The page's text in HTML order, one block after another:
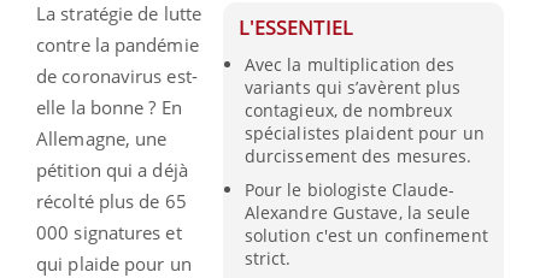
L'ESSENTIEL
Avec la multiplication des
variants qui s’avèrent plus
contagieux, de nombreux
spécialistes plaident pour un
durcissement des mesures.
Pour le biologiste Claude-
Alexandre Gustave, la seule
solution c'est un confinement
strict.
La stratégie de lutte
contre la pandémie
de coronavirus est-
elle la bonne ? En
Allemagne, une
pétition qui a déjà
récolté plus de 65
000 signatures et
qui plaide pour un